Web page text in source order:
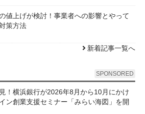
値上げが検討！事業者への影響とやって
策方法
新着記事一覧へ
SPONSORED
！横浜銀行が2026年8月から10月にかけ
ン創業支援セミナー「みらい海図」を開